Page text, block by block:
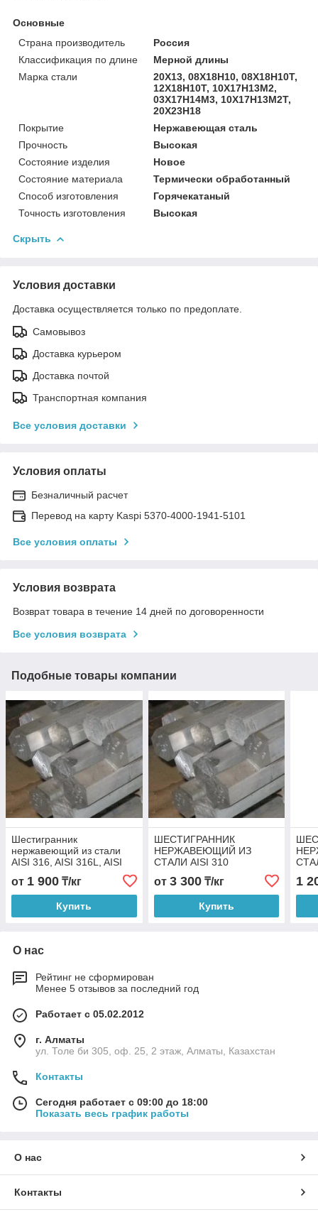
Основные
Страна производитель
Россия
Классификация по длине
Мерной длины
Марка стали
20Х13, 08Х18Н10, 08Х18Н10Т,
12Х18Н10Т, 10Х17Н13М2,
03Х17Н14М3, 10Х17Н13М2Т,
20Х23Н18
Покрытие
Нержавеющая сталь
Прочность
Высокая
Состояние изделия
Новое
Состояние материала
Термически обработанный
Способ изготовления
Горячекатаный
Точность изготовления
Высокая
Скрыть
Условия доставки
Доставка осуществляется только по предоплате.
Самовывоз
Доставка курьером
Доставка почтой
Транспортная компания
Все условия доставки
Условия оплаты
Безналичный расчет
Перевод на карту Kaspi 5370-4000-1941-5101
Все условия оплаты
Условия возврата
Возврат товара в течение 14 дней по договоренности
Все условия возврата
Подобные товары компании
Шестигранник
нержавеющий из стали
AISI 316, AISI 316L, AISI
от 1 900 ₸/кг
Купить
ШЕСТИГРАННИК
НЕРЖАВЕЮЩИЙ ИЗ
СТАЛИ AISI 310
от 3 300₸/кг
Купить
1
О нас
Рейтинг не сформирован
Менее 5 отзывов за последний год
Работает с 05.02.2012
г. Алматы
ул. Толе би 305, оф. 25, 2 этаж, Алматы, Казахстан
Контакты
Сегодня работает с 09:00 до 18:00
Показать весь график работы
О нас
Контакты